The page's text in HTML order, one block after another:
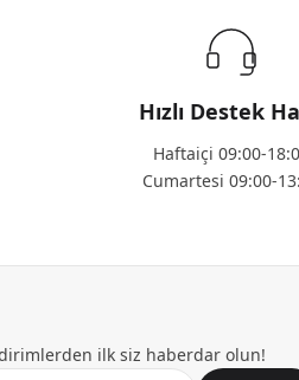
Hızlı Destek
Haftaiçi 09:00-
Cumartesi 09:00-
ilk siz haberdar olun!